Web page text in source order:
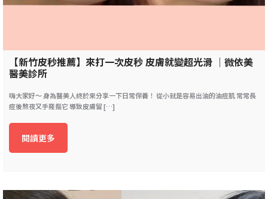
【新竹皮秒推薦】來打一次皮秒 皮膚就變超光滑 ｜微依美
醫美診所
嗨大家好～ 身為醫美人終於來分享一下日常保養！ 從小就是容易出油的油痘肌 常常長
痘後熬夜又手賤摳它 導致皮膚留 […]
閱讀更多